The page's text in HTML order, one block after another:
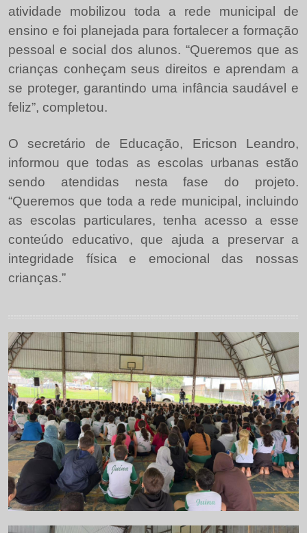
atividade mobilizou toda a rede municipal de
ensino e foi planejada para fortalecer a formação
pessoal e social dos alunos. “Queremos que as
crianças conheçam seus direitos e aprendam a
se proteger, garantindo uma infância saudável e
feliz”, completou.
O secretário de Educação, Ericson Leandro,
informou que todas as escolas urbanas estão
sendo atendidas nesta fase do projeto.
“Queremos que toda a rede municipal, incluindo
as escolas particulares, tenha acesso a esse
conteúdo educativo, que ajuda a preservar a
integridade física e emocional das nossas
crianças.”